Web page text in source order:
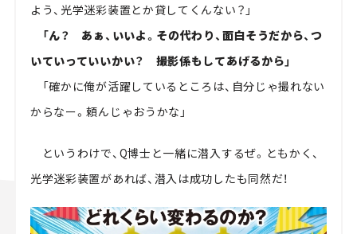
よう、光学迷彩装置とか貸してくんない？」
「ん？ あぁ、いいよ。 その代わり、面白そうだから、つ
いていっていいかい？ 撮影係もしてあげるから」
「確かに俺が活躍しているところは、自分じゃ撮れない
からなー。頼んじゃおうかな」
というわけで、Q博士と一緒に潜入するぜ。ともかく、
光学迷彩装置があれば、潜入は成功したも同然だ！